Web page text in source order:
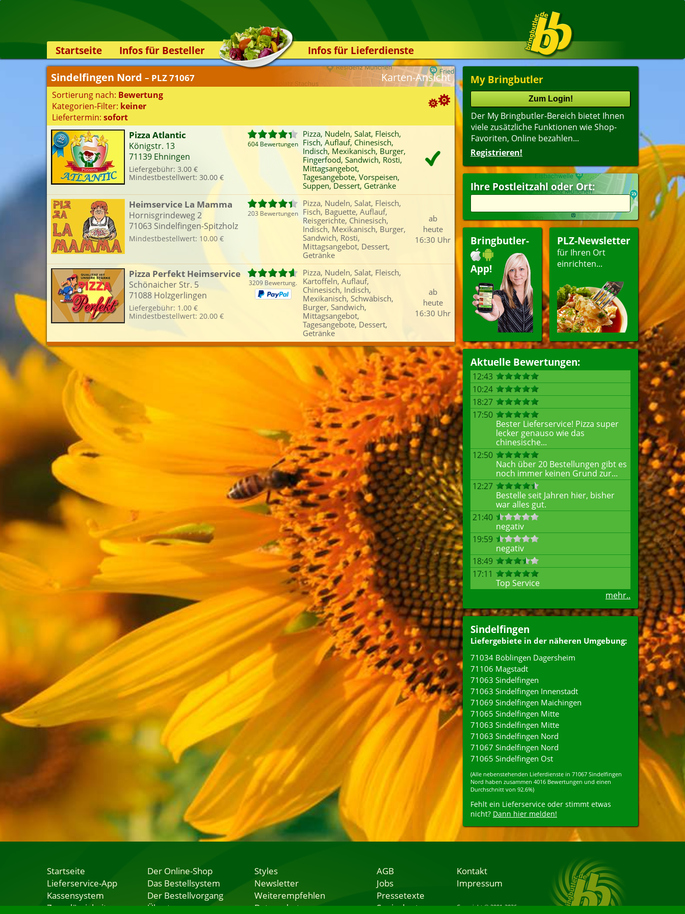
Startseite
Infos für Besteller
Lieferservice-App
Weiterempfehlen
Newsletter
Sicherheit
Kontakt
Infos für Lieferdienste
Kassensystem
Zuverlässigkeit
Das Bestellsystem
Der Bestellvorgang
Übertragung
Testshop
Styles
Kontakt
My Bringbutler
Der My Bringbutler-Bereich bietet Ihnen
viele zusätzliche Funktionen wie Shop-
Favoriten, Online bezahlen...
Registrieren!
Ihre Postleitzahl oder Ort:
Bringbutler-
App!
PLZ-Newsletter
für Ihren Ort
einrichten...
Aktuelle Bewertungen:
12:43
10:24
18:27
17:50
Bester Lieferservice! Pizza super
lecker genauso wie das
chinesische...
12:50
Nach über 20 Bestellungen gibt es
noch immer keinen Grund zur...
12:27
Bestelle seit Jahren hier, bisher
war alles gut.
21:40
negativ
19:59
negativ
18:49
17:11
Top Service
mehr..
Sindelfingen
Liefergebiete in der näheren Umgebung:
71034 Böblingen Dagersheim
71106 Magstadt
71063 Sindelfingen
71063 Sindelfingen Innenstadt
71069 Sindelfingen Maichingen
71065 Sindelfingen Mitte
71063 Sindelfingen Mitte
71063 Sindelfingen Nord
71067 Sindelfingen Nord
71065 Sindelfingen Ost
(Alle nebenstehenden Lieferdienste in 71067 Sindelfingen
Nord haben zusammen 4016 Bewertungen und einen
Durchschnitt von 92.6%)
Fehlt ein Lieferservice oder stimmt etwas
nicht? Dann hier melden!
Suchoptionen
Sortierung:
Favoriten
Rabatt
Onlinezahlung
Mindestbestellwert
Liefergebühr
Name
Alter(ältester Shop zuerst)
Kategorien-Filter:
Pizza
Nudeln
Salat
Baguette
Kartoffeln
Auflauf
Reisgerichte
Chinesisch
Indisch
Mexikanisch
Schwäbisch
Burger
Fingerfood
Mittagsangebot
Tagesangebote
Vorspeisen
Dessert
Getränke
Liefertermin:
sofort
für um Uhr bestellen
Karten-Ansicht
Sindelfingen Nord – PLZ 71067
Sortierung nach: Bewertung
Kategorien-Filter: keiner
Liefertermin: sofort
Pizza Atlantic
Königstr. 13
71139 Ehningen
Liefergebühr: 3.00 €
Mindestbestellwert: 30.00 €
604 Bewertungen
Pizza, Nudeln, Salat, Fleisch,
Fisch, Auflauf, Chinesisch,
Indisch, Mexikanisch, Burger,
Fingerfood, Sandwich, Rösti,
Mittagsangebot,
Tagesangebote, Vorspeisen,
Suppen, Dessert, Getränke
Heimservice La Mamma
Hornisgrindeweg 2
71063 Sindelfingen-Spitzholz
Mindestbestellwert: 10.00 €
203 Bewertungen
Pizza, Nudeln, Salat, Fleisch,
Fisch, Baguette, Auflauf,
Reisgerichte, Chinesisch,
Indisch, Mexikanisch, Burger,
Sandwich, Rösti,
Mittagsangebot, Dessert,
Getränke
ab
heute
16:30 Uhr
Pizza Perfekt Heimservice
Schönaicher Str. 5
71088 Holzgerlingen
Liefergebühr: 1.00 €
Mindestbestellwert: 20.00 €
3209 Bewertung.
Pizza, Nudeln, Salat, Fleisch,
Kartoffeln, Auflauf,
Chinesisch, Indisch,
Mexikanisch, Schwäbisch,
Burger, Sandwich,
Mittagsangebot,
Tagesangebote, Dessert,
Getränke
ab
heute
16:30 Uhr
Startseite
Lieferservice-App
Kassensystem
Zuverlässigkeit
Der Online-Shop
Das Bestellsystem
Der Bestellvorgang
Übertragung
Styles
Newsletter
Weiterempfehlen
Datenschutz
AGB
Jobs
Pressetexte
Speisekarten
Kontakt
Impressum
Copyright © 2001-2026